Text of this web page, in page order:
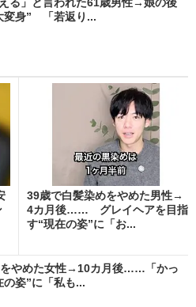
変身” 「若返り...
39歳で白髪染めをやめた男性→
4カ月後…… グレイヘアを目指
す“現在の姿”に「お...
をやめた女性→10カ月後……「かっ
姿”に「私も...